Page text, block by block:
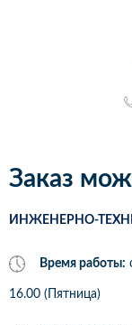
Заказ
ИНЖЕНЕРНО-
Время работы:
16.00 (Пятница)